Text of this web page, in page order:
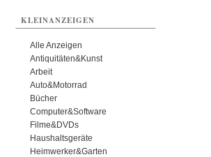
KLEINANZEIGEN
Alle Anzeigen
Antiquitäten&Kunst
Arbeit
Auto&Motorrad
Bücher
Computer&Software
Filme&DVDs
Haushaltsgeräte
Heimwerker&Garten